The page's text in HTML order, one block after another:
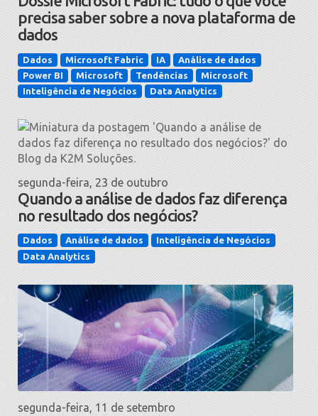
precisa saber sobre a nova plataforma de
dados
Dados Microsoft Fabric IA
Análise de dados
Power BI
Microsoft Tendências
Microsoft
Inteligência de Negócios
Data Analytics
segunda-feira, 23 de outubro
Quando a análise de dados faz diferença
no resultado dos negócios?
Dados Análise de dados
Inteligência de Negócios
Data Analytics
segunda-feira, 11 de setembro